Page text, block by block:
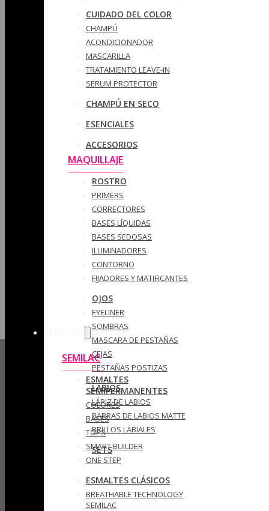
CUIDADO DEL COLOR
CHAMPÚ
ACONDICIONADOR
MASCARILLA
TRATAMIENTO LEAVE-IN
SERUM PROTECTOR
CHAMPÚ EN SECO
ESENCIALES
ACCESORIOS
MAQUILLAJE
ROSTRO
PRIMERS
CORRECTORES
BASES LÍQUIDAS
BASES SEDOSAS
ILUMINADORES
CONTORNO
FIJADORES Y MATIFICANTES
OJOS
EYELINER
SOMBRAS
MASCARA DE PESTAÑAS
CEJAS
PESTAÑAS POSTIZAS
LABIOS
LÁPIZ DE LABIOS
BARRAS DE LABIOS MATTE
BRILLOS LABIALES
SETS
SEMILAC
ESMALTES
SEMIPERMANENTES
COLORES
BASES
TOPS
SMART BUILDER
ONE STEP
ESMALTES CLÁSICOS
BREATHABLE TECHNOLOGY
SEMILAC